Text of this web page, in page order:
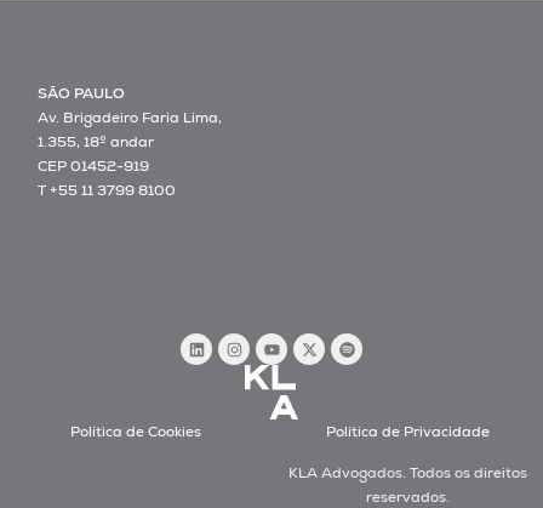
SÃO PAULO
Av. Brigadeiro Faria Lima,
1.355, 18º andar
CEP 01452-919
T +55 11 3799 8100
Política de Cookies Política de Privacidade
KLA Advogados. Todos os direitos
reservados.